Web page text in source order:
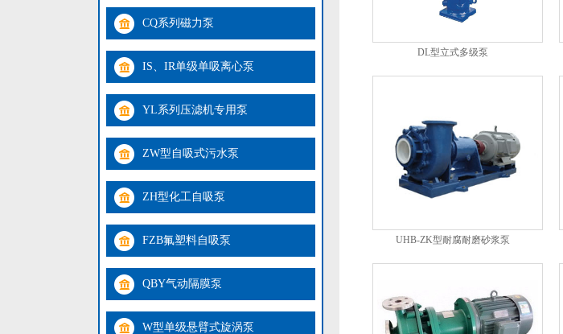
CQ系列磁力泵
IS、IR单级单吸离心泵
YL系列压滤机专用泵
ZW型自吸式污水泵
ZH型化工自吸泵
FZB氟塑料自吸泵
QBY气动隔膜泵
W型单级悬臂式旋涡泵
DL型立式多级泵
UHB-ZK型耐腐耐磨砂浆泵